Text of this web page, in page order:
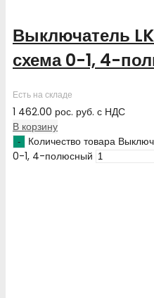
Выключатель
схема 0-1, 4-
Есть на складе
1 462.00 рос. руб. с НДС
В корзину
Количество товара
0-1, 4-полюсный